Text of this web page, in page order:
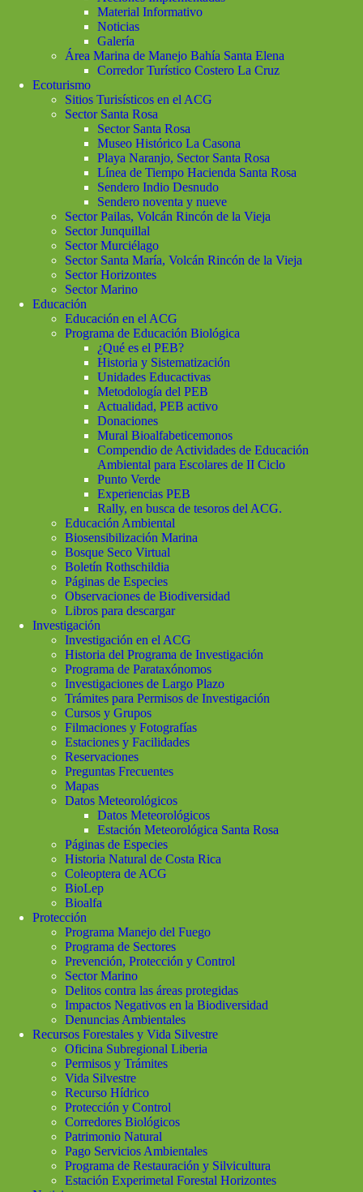
Material Informativo
Noticias
Galería
Área Marina de Manejo Bahía Santa Elena
Corredor Turístico Costero La Cruz
Ecoturismo
Sitios Turisísticos en el ACG
Sector Santa Rosa
Sector Santa Rosa
Museo Histórico La Casona
Playa Naranjo, Sector Santa Rosa
Línea de Tiempo Hacienda Santa Rosa
Sendero Indio Desnudo
Sendero noventa y nueve
Sector Pailas, Volcán Rincón de la Vieja
Sector Junquillal
Sector Murciélago
Sector Santa María, Volcán Rincón de la Vieja
Sector Horizontes
Sector Marino
Educación
Educación en el ACG
Programa de Educación Biológica
¿Qué es el PEB?
Historia y Sistematización
Unidades Educactivas
Metodología del PEB
Actualidad, PEB activo
Donaciones
Mural Bioalfabeticemonos
Compendio de Actividades de Educación
Ambiental para Escolares de II Ciclo
Punto Verde
Experiencias PEB
Rally, en busca de tesoros del ACG.
Educación Ambiental
Biosensibilización Marina
Bosque Seco Virtual
Boletín Rothschildia
Páginas de Especies
Observaciones de Biodiversidad
Libros para descargar
Investigación
Investigación en el ACG
Historia del Programa de Investigación
Programa de Parataxónomos
Investigaciones de Largo Plazo
Trámites para Permisos de Investigación
Cursos y Grupos
Filmaciones y Fotografías
Estaciones y Facilidades
Reservaciones
Preguntas Frecuentes
Mapas
Datos Meteorológicos
Datos Meteorológicos
Estación Meteorológica Santa Rosa
Páginas de Especies
Historia Natural de Costa Rica
Coleoptera de ACG
BioLep
Bioalfa
Protección
Programa Manejo del Fuego
Programa de Sectores
Prevención, Protección y Control
Sector Marino
Delitos contra las áreas protegidas
Impactos Negativos en la Biodiversidad
Denuncias Ambientales
Recursos Forestales y Vida Silvestre
Oficina Subregional Liberia
Permisos y Trámites
Vida Silvestre
Recurso Hídrico
Protección y Control
Corredores Biológicos
Patrimonio Natural
Pago Servicios Ambientales
Programa de Restauración y Silvicultura
Estación Experimetal Forestal Horizontes